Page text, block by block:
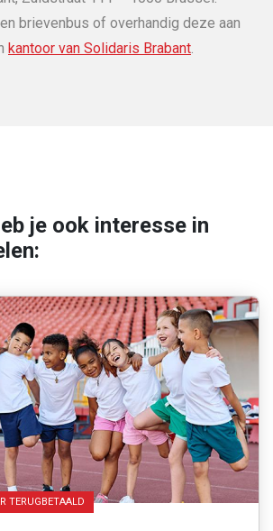
brievenbus of overhandig deze aan
kantoor van Solidaris Brabant.
je ook interesse in
TERUGBETAALD